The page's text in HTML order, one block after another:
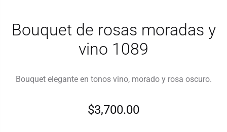
Bouquet de rosas moradas y
vino 1089
Bouquet elegante en tonos vino, morado y rosa oscuro.
$3,700.00